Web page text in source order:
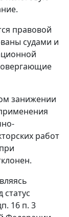
правовой
судами и
занижении
работ
16 п. 3